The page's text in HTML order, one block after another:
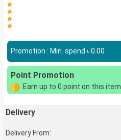
Promotion : Min. spend ৳0.00
Point Promotion
Earn up to 0 point on this item
Delivery
Delivery From: